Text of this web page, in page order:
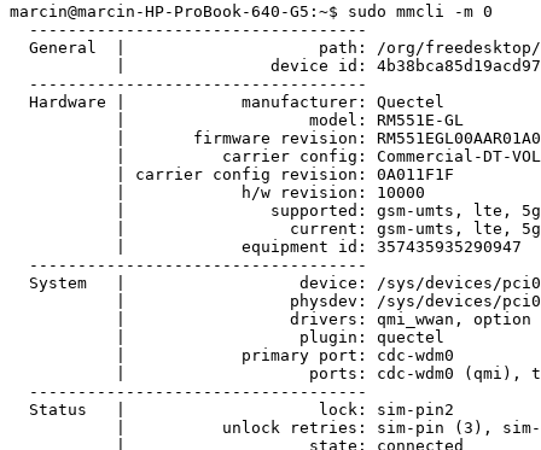
marcin@marcin-HP-ProBook-640-G5:~$ sudo mmcli -m 0
  -----------------------------------
General  |                    path: /org/
|               device id:
  -----------------------------------
  Hardware |            manufacturer: Quectel
           |                   model: RM551E-GL
|       firmware revision:
|          carrier config: Commercial-DT-
           | carrier config revision: 0A011F1F
           |            h/w revision: 10000
|               supported: gsm-umts, lte,
|                 current: gsm-umts, lte,
           |            equipment id: 357435935290947
  -----------------------------------
System   |                  device: /sys/devices/
|                 physdev: /sys/devices/
           |                 drivers: qmi_wwan, option
           |                  plugin: quectel
           |            primary port: cdc-wdm0
|                   ports: cdc-wdm0 (qmi),
  -----------------------------------
  Status   |                    lock: sim-pin2
|          unlock retries: sim-pin (3),
           |                   state: connected